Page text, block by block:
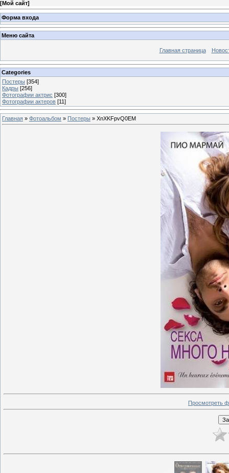
[Мой сайт]
Форма входа
Меню сайта
Главная страница
Categories
Постеры [354]
Кадры [256]
Фотографии актрис [300]
Фотографии актеров [11]
Главная » Фотоальбом » Постеры » XnXKFpvQ0EM
Просмотреть